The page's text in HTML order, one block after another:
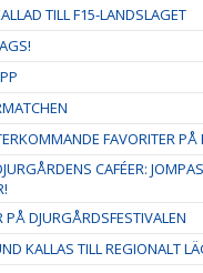
TILL F15-LANDSLAGET
FAVORITER PÅ
CAFÉER:
PÅ DJURGÅRDSFESTIVALEN
KALLAS TILL REGIONALT